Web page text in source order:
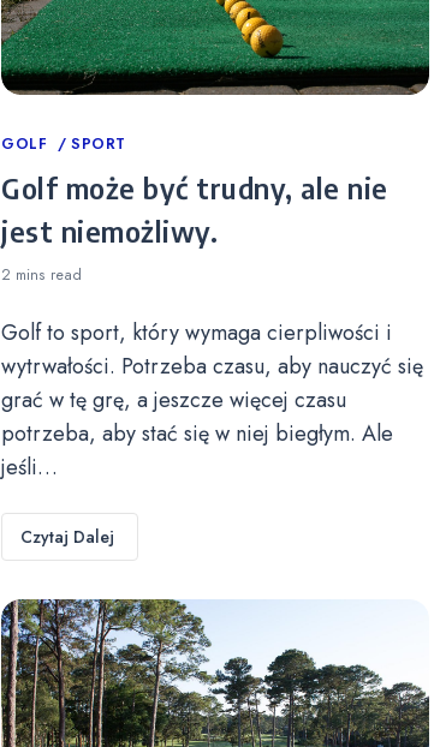
Categories
GOLF SPORT
Golf może być trudny, ale nie
jest niemożliwy.
2 mins read
Golf to sport, który wymaga cierpliwości i
wytrwałości. Potrzeba czasu, aby nauczyć się
grać w tę grę, a jeszcze więcej czasu
potrzeba, aby stać się w niej biegłym. Ale
jeśli…
Czytaj Dalej